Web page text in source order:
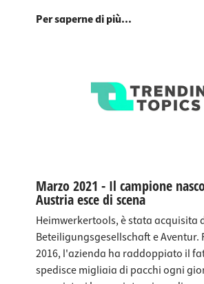
Per saperne di più...
Marzo 2021 - Il campione
Austria esce di scena
Heimwerkertools, è stata acquisita
Beteiligungsgesellschaft e Aventur.
2016, l'azienda ha raddoppiato il
spedisce migliaia di pacchi ogni